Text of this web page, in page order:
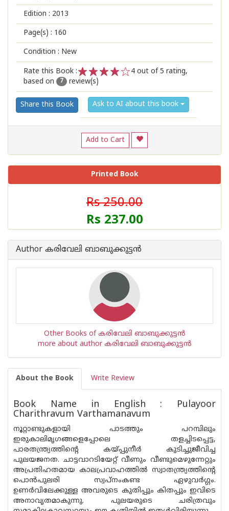
Edition : 2013
Page(s) : 160
Condition : New
Rate this Book :
2
1
4 out of 5 rating,
based on
7 review(s)
Share this Book Ask to AI about this book
Add to Cart
Printed Book
Rs 250.00
Rs 237.00
Author കരിവേലി ബാബുക്കുട്ടന്‍
Other Books of കരിവേലി ബാബുക്കുട്ടന്‍
more about author കരിവേലി ബാബുക്കുട്ടന്‍
About the Book Write Review
Book Name in English : Pulayoor
Charithravum Varthamanavum
നൂറ്റാണ്ടുകളായി പാടത്തും പറമ്പിലും
ഇരുകാലിമൃഗങ്ങളെപ്പോലെ തളച്ചിടപ്പെട്ട,
പാരതന്ത്ര്യത്തിന്റെ കയ്പ്പുനീര്‍ കുടിച്ചുജീവിച്ച
പുലയജനത. ചാട്ടവാറടിയേറ്റ് വീണും വീണ്ടുമെഴുന്നേറ്റും
അപ്രതിഹതമായ കാലപ്രവാഹത്തില്‍ സ്വാതന്ത്ര്യത്തിന്റെ
പൊന്‍പുലരി സ്വപ്‌നംകണ്ട ഏഴുവര്‍ഗ്ഗം.
ഉണര്‍വിലേക്കുള്ള അവരുടെ കുതിപ്പും കിതപ്പും ഇവിടെ
അനാവൃതമാകുന്നു. പുലയരുടെ ചരിത്രവും